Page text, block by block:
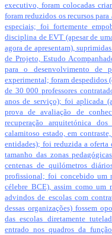
executivo, foram colocadas
foram reduzidos os recursos
especiais; foi fortemente
disciplina de EVT (apesar de
agora de apresentam),
de Projeto, Estudo
para o desenvolvimento de
experimental; foram despedidos
de 30 000 professores
anos de serviço); foi aplicada
prova de avaliação de
recuperação arquitetónica
calamitoso estado, em
entidades); foi reduzida a
tamanho das zonas
centenas de quilómetros
profissional; foi concebido um
célebre BCE), assim como um
advindos de escolas com
dessas organizações) fossem
das escolas diretamente
entrado nos quadros da